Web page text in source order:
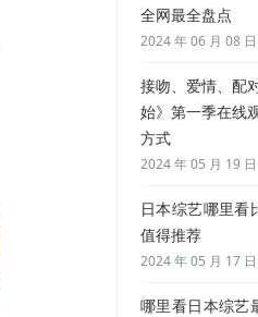
全网最全盘点
2024 年 06 月 08 日
接吻、爱情、
始》第一季在线
方式
2024 年 05 月 19 日
日本综艺哪里看
值得推荐
2024 年 05 月 17 日
哪里看日本综艺